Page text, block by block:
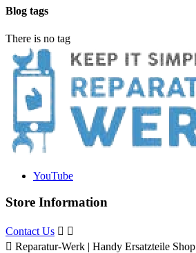
Blog tags
There is no tag
YouTube
Store Information
Contact Us  
 Reparatur-Werk | Handy Ersatzteile Shop